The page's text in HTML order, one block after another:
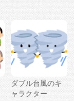
ダブル台風のキ
ャラクター